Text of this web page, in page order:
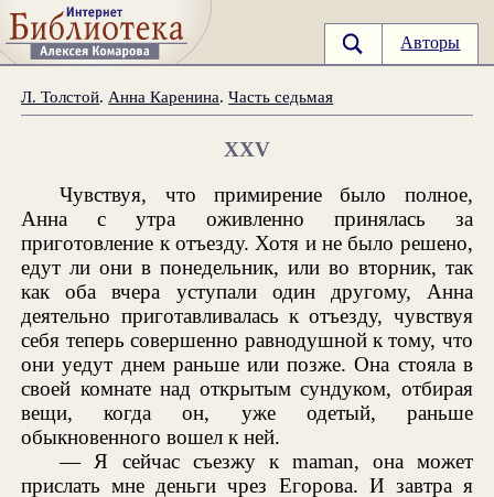
Авторы
Л. Толстой. Анна Каренина.Часть седьмая
XXV
Чувствуя, что примирение было полное,
Анна с утра оживленно принялась за
приготовление к отъезду. Хотя и не было решено,
едут ли они в понедельник, или во вторник, так
как оба вчера уступали один другому, Анна
деятельно приготавливалась к отъезду, чувствуя
себя теперь совершенно равнодушной к тому, что
они уедут днем раньше или позже. Она стояла в
своей комнате над открытым сундуком, отбирая
вещи, когда он, уже одетый, раньше
обыкновенного вошел к ней.
— Я сейчас съезжу к maman, она может
прислать мне деньги чрез Егорова. И завтра я